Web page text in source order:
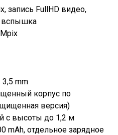
запись FullHD видео,
вспышка
mm
корпус по
версия)
с высоты до 1,2 м
mAh, отдельное зарядное